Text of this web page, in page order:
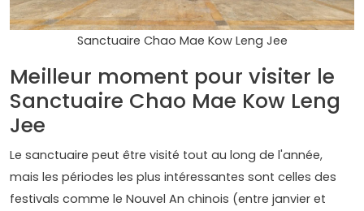
Sanctuaire Chao Mae Kow Leng Jee
Meilleur moment pour visiter le
Sanctuaire Chao Mae Kow Leng
Jee
Le sanctuaire peut être visité tout au long de l'année,
mais les périodes les plus intéressantes sont celles des
festivals comme le Nouvel An chinois (entre janvier et